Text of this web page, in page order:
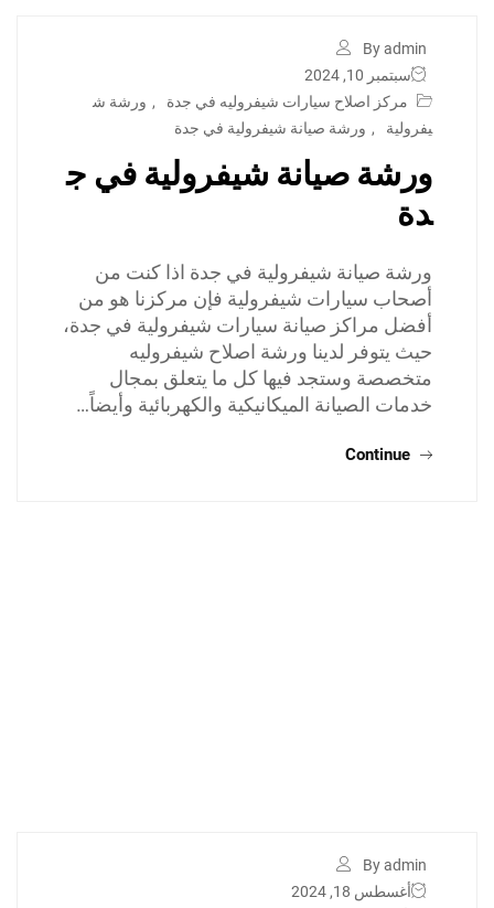
By admin
سبتمبر 10, 2024
مركز اصلاح سيارات شيفروليه في جدة
, ورشة ش
يفرولية
, ورشة صيانة شيفرولية في جدة
ورشة صيانة شيفرولية في ج
دة
ورشة صيانة شيفرولية في جدة اذا كنت من
أصحاب سيارات شيفرولية فإن مركزنا هو من
أفضل مراكز صيانة سيارات شيفرولية في جدة،
حيث يتوفر لدينا ورشة اصلاح شيفروليه
متخصصة وستجد فيها كل ما يتعلق بمجال
خدمات الصيانة الميكانيكية والكهربائية وأيضاً…
Continue
By admin
أغسطس 18, 2024